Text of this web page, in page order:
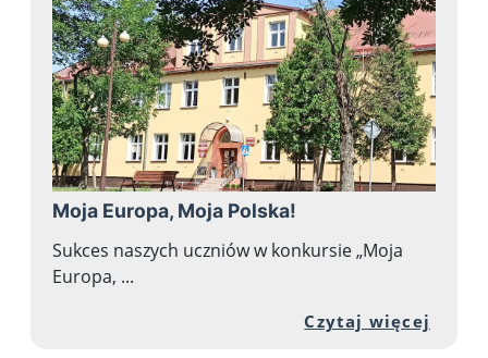
Moja Europa, Moja Polska!
Sukces naszych uczniów w konkursie „Moja
Europa, ...
Czytaj więcej